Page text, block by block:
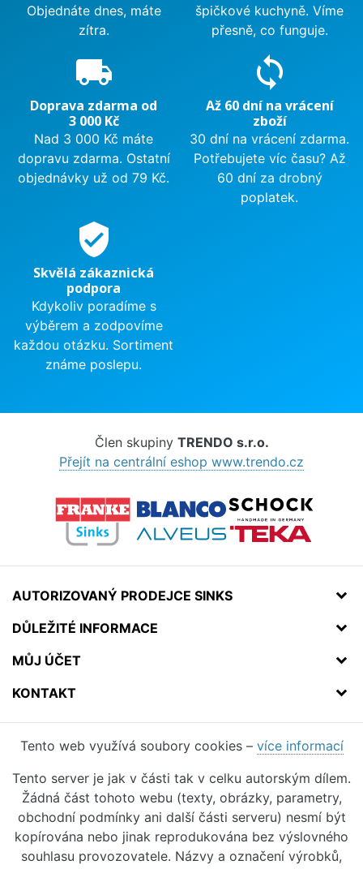
Objednáte dnes, máte
zítra.
špičkové kuchyně. Víme
přesně, co funguje.
local_shipping
Doprava zdarma od
3 000 Kč
Nad 3 000 Kč máte
dopravu zdarma. Ostatní
objednávky už od 79 Kč.
sync
Až 60 dní na vrácení
zboží
30 dní na vrácení zdarma.
Potřebujete víc času? Až
60 dní za drobný
poplatek.
verified_user
Skvělá zákaznická
podpora
Kdykoliv poradíme s
výběrem a zodpovíme
každou otázku. Sortiment
známe poslepu.
Člen skupiny TRENDO s.r.o.
Přejít na centrální eshop www.trendo.cz
AUTORIZOVANÝ PRODEJCE SINKS
DŮLEŽITÉ INFORMACE
MŮJ ÚČET
KONTAKT
Tento web využívá soubory cookies – více informací
Tento server je jak v části tak v celku autorským dílem.
Žádná část tohoto webu (texty, obrázky, parametry,
obchodní podmínky ani další části serveru) nesmí být
kopírována nebo jinak reprodukována bez výslovného
souhlasu provozovatele. Názvy a označení výrobků,